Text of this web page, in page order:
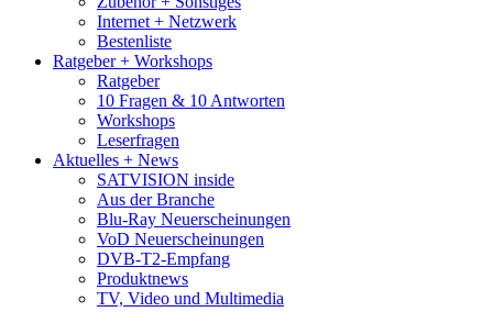
Internet + Netzwerk
Bestenliste
Ratgeber + Workshops
Ratgeber
10 Fragen & 10 Antworten
Workshops
Leserfragen
Aktuelles + News
SATVISION inside
Aus der Branche
Blu-Ray Neuerscheinungen
VoD Neuerscheinungen
DVB-T2-Empfang
Produktnews
TV, Video und Multimedia